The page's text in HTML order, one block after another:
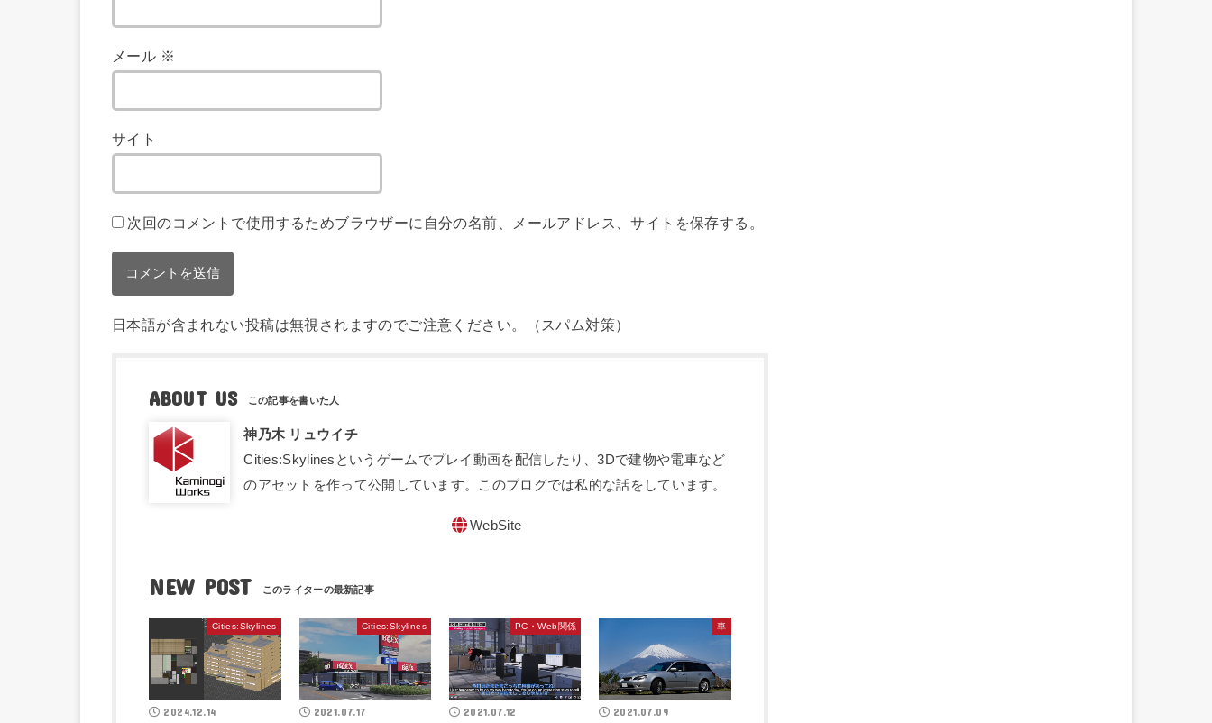
メール ※
サイト
次回のコメントで使用するためブラウザーに自分の名前、メールアドレス、サイトを保存する。
日本語が含まれない投稿は無視されますのでご注意ください。（スパム対策）
ABOUT US
神乃木 リュウイチ
Cities:Skylinesというゲームでプレイ動画を配信したり、3Dで建物や電車など
のアセットを作って公開しています。このブログでは私的な話をしています。
WebSite
NEW POST
Cities:Skylines
2024.12.14
Cities:Skylines
2021.07.17
PC・Web関係
2021.07.12
車
2021.07.09